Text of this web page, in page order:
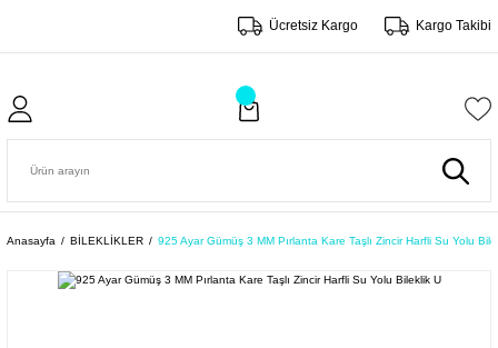
Ücretsiz Kargo Kargo Takibi
Anasayfa BİLEKLİKLER 925 Ayar Gümüş 3 MM Pırlanta Kare Taşlı Zincir Harfli Su Yolu